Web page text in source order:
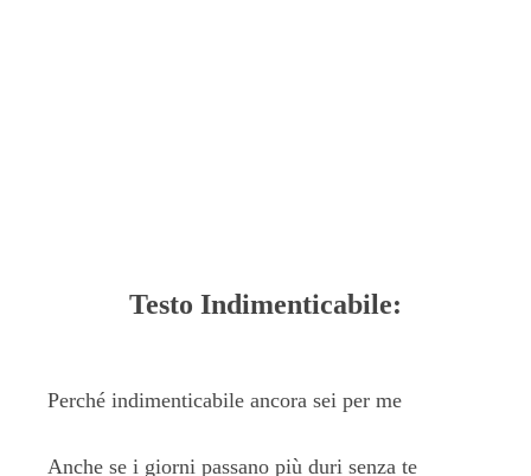
Testo Indimenticabile:
Perché indimenticabile ancora sei per me
Anche se i giorni passano più duri senza te